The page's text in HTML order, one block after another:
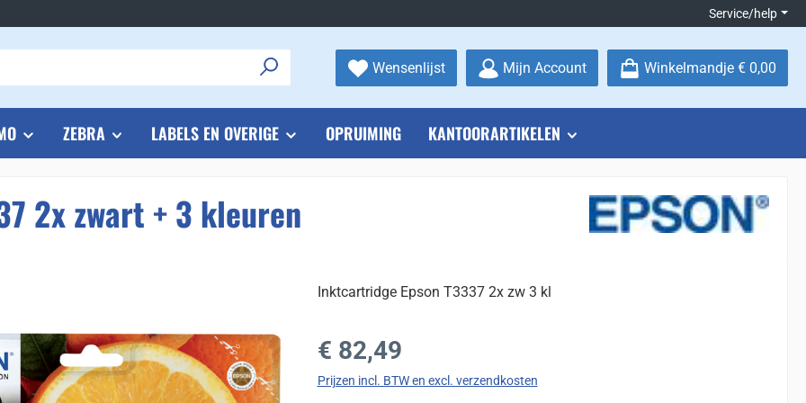
Service/help
WensenlijstJe hebt 0 items op je verlanglijstje
Mijn Account Winkelmandje € 0,00
ZEBRA LABELS EN OVERIGE OPRUIMING KANTOORARTIKELEN
2x zwart + 3 kleuren
Inktcartridge Epson T3337 2x zw 3 kl
Normale prijs:
€ 82,49
Prijzen incl. BTW en excl. verzendkosten